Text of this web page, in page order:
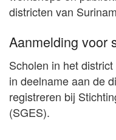
districten van
Aanmelding voor
Scholen in het
in deelname aan de
registreren bij
(SGES).